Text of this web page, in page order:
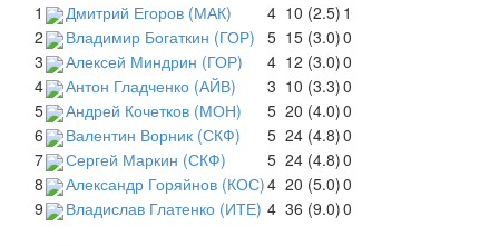
1
Дмитрий Егоров (МАК) 4 10 (2.5) 1
2
Владимир Богаткин (ГОР) 5 15 (3.0)0
3
Алексей Миндрин (ГОР) 4 12 (3.0)0
4
Антон Гладченко (АЙВ) 3 10 (3.3)0
5
Андрей Кочетков (МОН) 5 20 (4.0)0
6
Валентин Ворник (СКФ) 5 24 (4.8)0
7
Сергей Маркин (СКФ) 5 24 (4.8)0
8
Александр Горяйнов (КОС)4 20 (5.0)0
9
Владислав Глатенко (ИТЕ) 4 36 (9.0)0